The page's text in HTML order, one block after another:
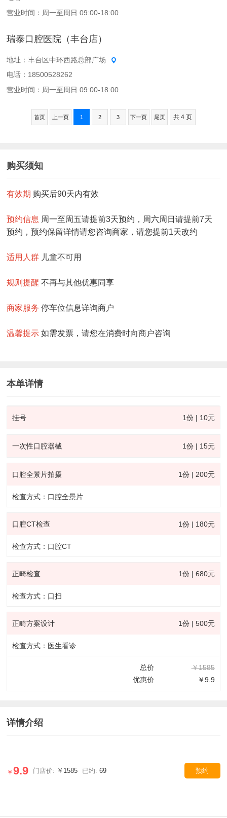
营业时间：周一至周日 09:00-18:00
瑞泰口腔医院（丰台店）
地址：丰台区中环西路总部广场
电话：18500528262
营业时间：周一至周日 09:00-18:00
首页 上一页 1 2 3 下一页 尾页 共 4 页
购买须知
有效期 购买后90天内有效
预约信息 周一至周五请提前3天预约，周六周日请提前7天
预约，预约保留详情请您咨询商家，请您提前1天改约
适用人群 儿童不可用
规则提醒不再与其他优惠同享
商家服务 停车位信息详询商户
温馨提示 如需发票，请您在消费时向商户咨询
本单详情
挂号 1份 | 10元
一次性口腔器械 1份 | 15元
口腔全景片拍摄 1份 | 200元
检查方式：口腔全景片
口腔CT检查 1份 | 180元
检查方式：口腔CT
正畸检查 1份 | 680元
检查方式：口扫
正畸方案设计 1份 | 500元
检查方式：医生看诊
总价
￥1585
优惠价
￥9.9
详情介绍
￥9.9 门店价: ￥1585 已约: 69 预约